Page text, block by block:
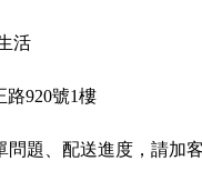
活
路920號1樓
問題、配送進度，請加